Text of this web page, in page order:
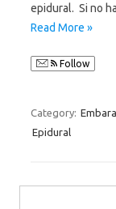
epidural. Si no
Read More »
Follow
Category:
Epidural